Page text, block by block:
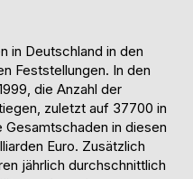
in Deutschland in den
Feststellungen. In den
die Anzahl der
zuletzt auf 37700 in
in diesen
Euro. Zusätzlich
jährlich durchschnittlich